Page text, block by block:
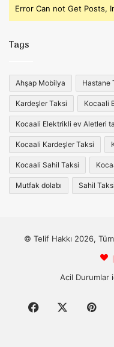
Error Can not Get Posts,
Tags
Ahşap Mobilya Hastane
Kardeşler Taksi Kocaali
Kocaali Elektrikli ev Aletleri
Kocaali Kardeşler Taksi
Kocaali Sahil Taksi
Mutfak dolabı Sahil Taksi
© Telif Hakkı 2026,
|
Acil Durumlar
Facebook